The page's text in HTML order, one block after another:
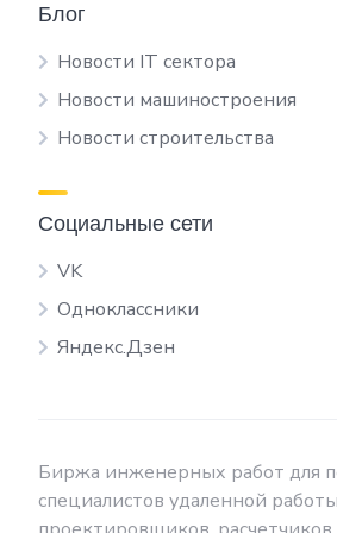
Блог
Новости IT сектора
Новости машиностроения
Новости строительства
Социальные сети
VK
Одноклассники
Яндекс.Дзен
Биржа инженерных работ для
специалистов удаленной